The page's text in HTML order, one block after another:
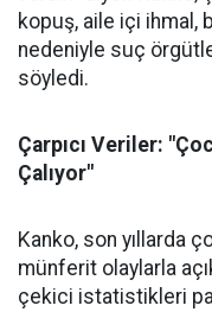
kopuş, aile içi ihmal,
nedeniyle suç
söyledi.
Çarpıcı Veriler:
Çalıyor"
Kanko, son yıllarda
münferit olaylarla
çekici istatistikleri